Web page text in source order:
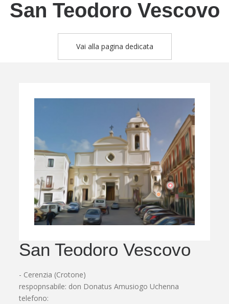
San Teodoro Vescovo
Vai alla pagina dedicata
San Teodoro Vescovo
- Cerenzia (Crotone)
respopnsabile: don Donatus Amusiogo Uchenna
telefono: